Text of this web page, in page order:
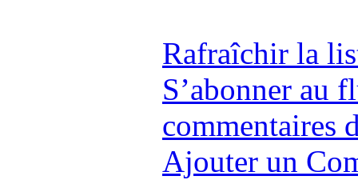
Rafraîchir la
S’abonner au
commentaires
Ajouter un